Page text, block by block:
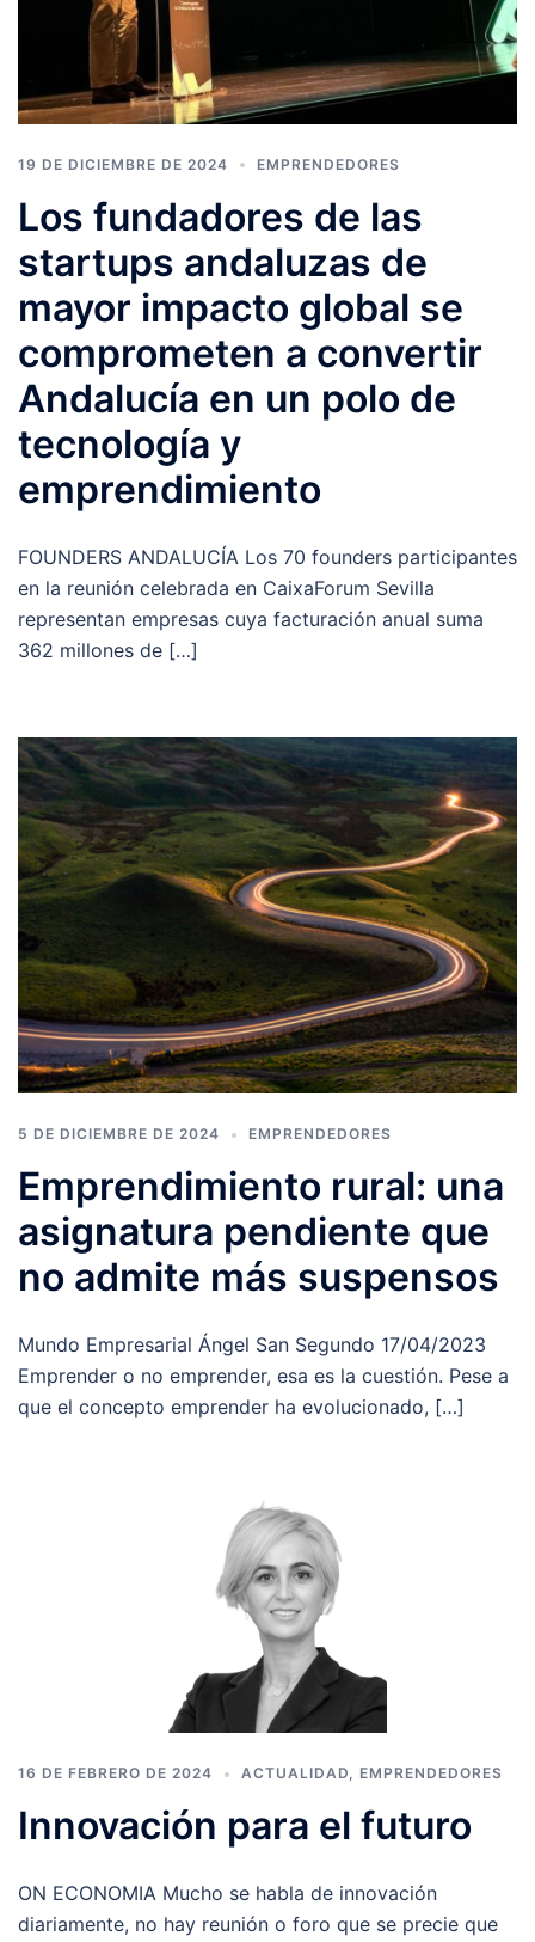
19 DE DICIEMBRE DE 2024 EMPRENDEDORES
Los fundadores de las
startups andaluzas de
mayor impacto global se
comprometen a convertir
Andalucía en un polo de
tecnología y
emprendimiento
FOUNDERS ANDALUCÍA Los 70 founders participantes
en la reunión celebrada en CaixaForum Sevilla
representan empresas cuya facturación anual suma
362 millones de […]
5 DE DICIEMBRE DE 2024 EMPRENDEDORES
Emprendimiento rural: una
asignatura pendiente que
no admite más suspensos
Mundo Empresarial Ángel San Segundo 17/04/2023
Emprender o no emprender, esa es la cuestión. Pese a
que el concepto emprender ha evolucionado, […]
16 DE FEBRERO DE 2024 ACTUALIDAD, EMPRENDEDORES
Innovación para el futuro
ON ECONOMIA Mucho se habla de innovación
diariamente, no hay reunión o foro que se precie que